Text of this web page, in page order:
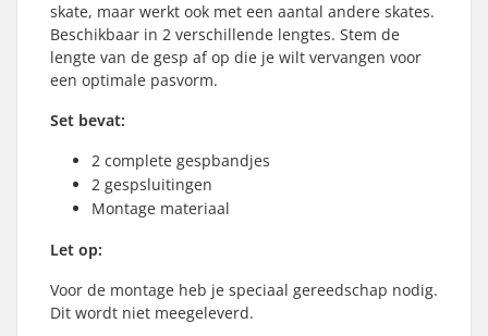
skate, maar werkt ook met een aantal andere skates.
Beschikbaar in 2 verschillende lengtes. Stem de
lengte van de gesp af op die je wilt vervangen voor
een optimale pasvorm.
Set bevat:
2 complete gespbandjes
2 gespsluitingen
Montage materiaal
Let op:
Voor de montage heb je speciaal gereedschap nodig.
Dit wordt niet meegeleverd.